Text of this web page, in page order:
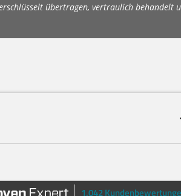
1.042
übertragen, vertraulich behandelt